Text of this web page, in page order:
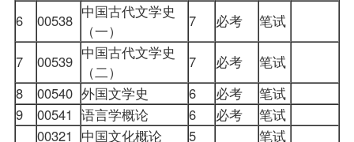
6
00538 中国古代文学史
（一）
7 必考 笔试
7 00539 中国古代文学史
（二）
7 必考
笔试
8
00540 外国文学史 6 必考
笔试
9
00541 语言学概论 6 必考 笔试
00321 中国文化概论 5 笔试